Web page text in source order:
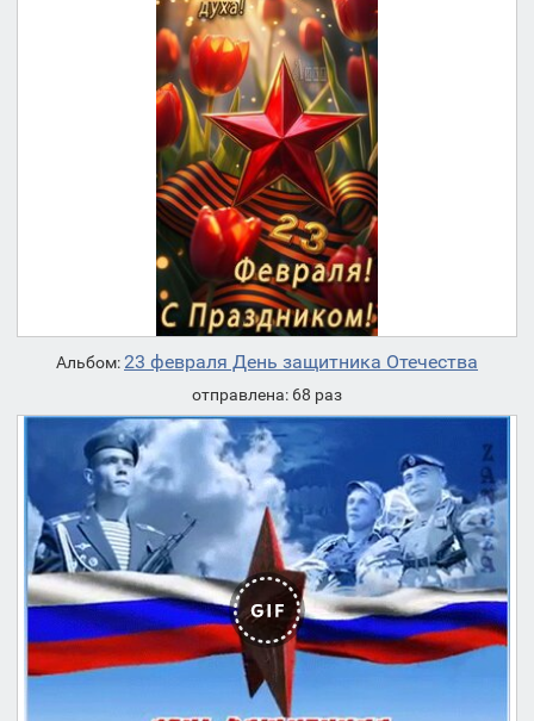
Альбом: 23 февраля День защитника Отечества
отправлена: 68 раз